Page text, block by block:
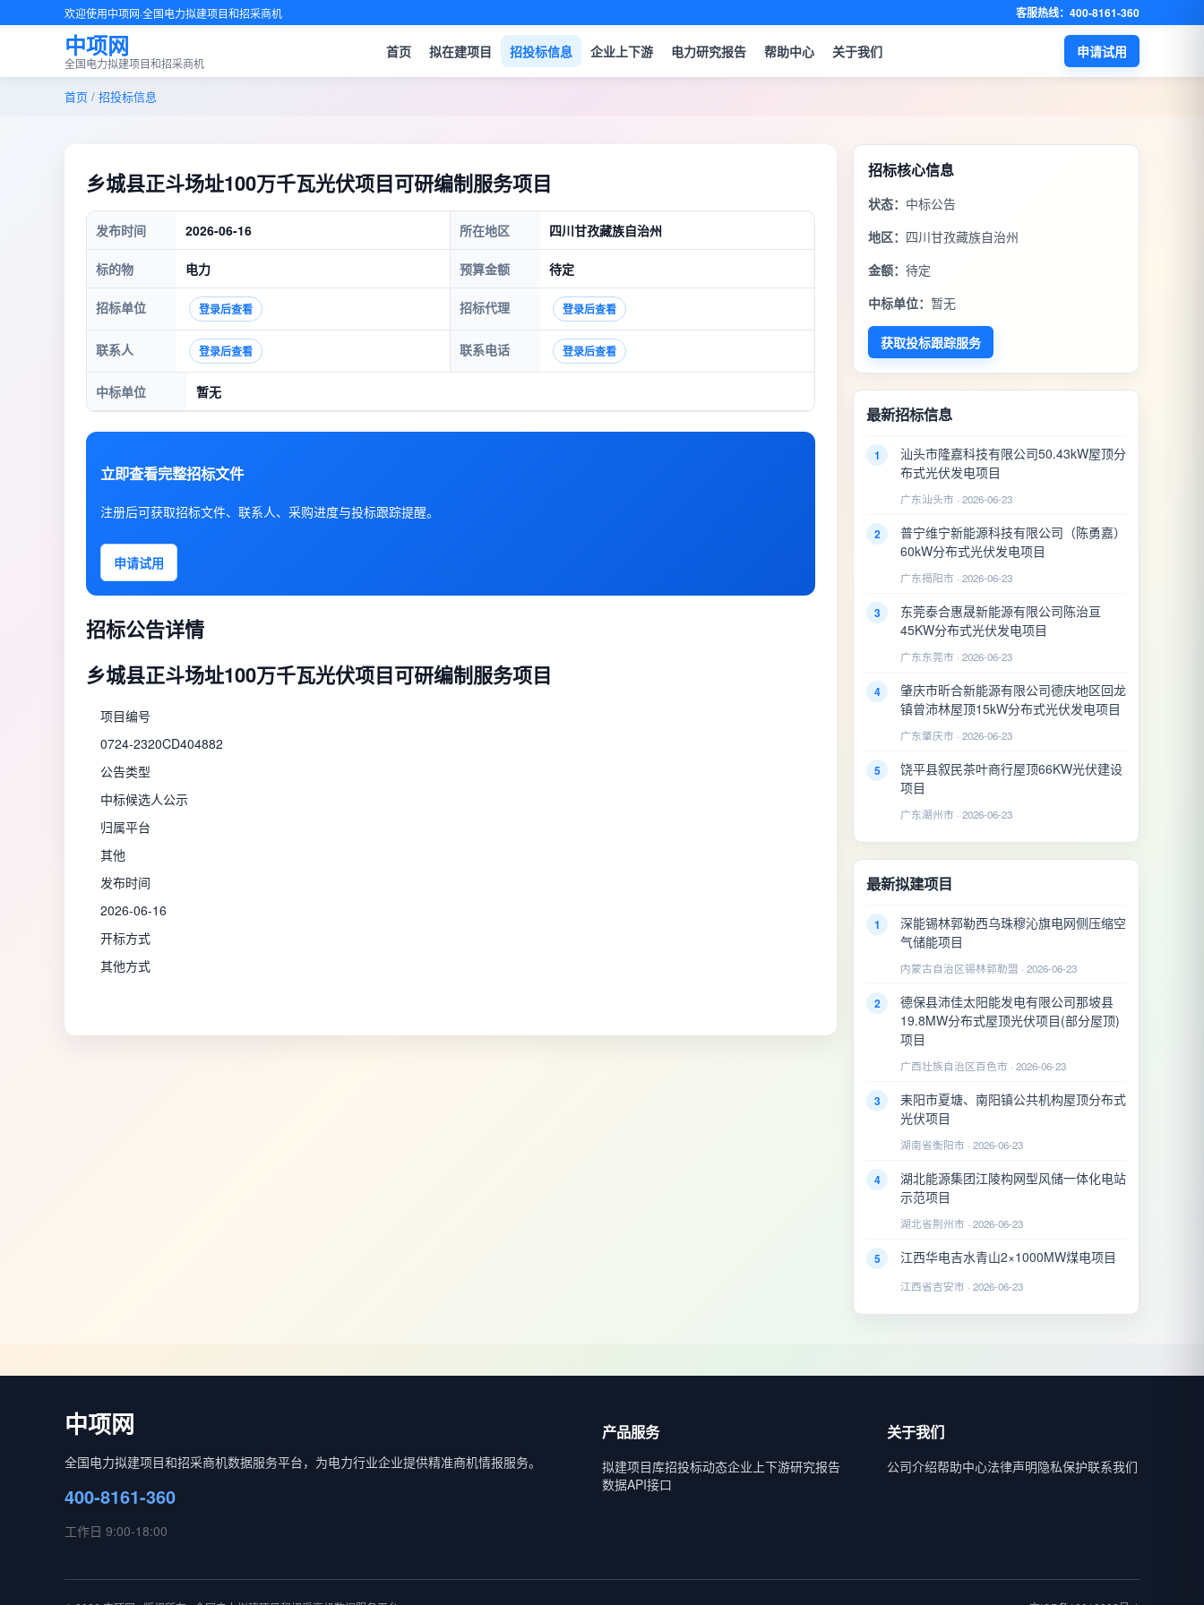
欢迎使用中项网·全国电力拟建项目和招采商机 客服热线：400-8161-360
中项网
全国电力拟建项目和招采商机
首页 拟在建项目 招投标信息 企业上下游 电力研究报告 帮助中心 关于我们 申请试用
首页 / 招投标信息
乡城县正斗场址100万千瓦光伏项目可研编制服务项目
发布时间 2026-06-16 所在地区 四川甘孜藏族自治州
标的物 电力 预算金额 待定
招标单位 登录后查看 招标代理 登录后查看
联系人 登录后查看 联系电话 登录后查看
中标单位 暂无
立即查看完整招标文件
注册后可获取招标文件、联系人、采购进度与投标跟踪提醒。
申请试用
招标公告详情
乡城县正斗场址100万千瓦光伏项目可研编制服务项目
项目编号
0724-2320CD404882
公告类型
中标候选人公示
归属平台
其他
发布时间
2026-06-16
开标方式
其他方式
招标核心信息
状态： 中标公告
地区： 四川甘孜藏族自治州
金额： 待定
中标单位： 暂无
获取投标跟踪服务
最新招标信息
1
汕头市隆嘉科技有限公司50.43kW屋顶分
布式光伏发电项目
广东汕头市 · 2026-06-23
2
普宁维宁新能源科技有限公司（陈勇嘉）
60kW分布式光伏发电项目
广东揭阳市 · 2026-06-23
3
东莞泰合惠晟新能源有限公司陈治亘
45KW分布式光伏发电项目
广东东莞市 · 2026-06-23
4
肇庆市昕合新能源有限公司德庆地区回龙
镇曾沛林屋顶15kW分布式光伏发电项目
广东肇庆市 · 2026-06-23
5
饶平县叙民茶叶商行屋顶66KW光伏建设
项目
广东潮州市 · 2026-06-23
最新拟建项目
1
深能锡林郭勒西乌珠穆沁旗电网侧压缩空
气储能项目
内蒙古自治区锡林郭勒盟 · 2026-06-23
2
德保县沛佳太阳能发电有限公司那坡县
19.8MW分布式屋顶光伏项目(部分屋顶)
项目
广西壮族自治区百色市 · 2026-06-23
3
耒阳市夏塘、南阳镇公共机构屋顶分布式
光伏项目
湖南省衡阳市 · 2026-06-23
4
湖北能源集团江陵构网型风储一体化电站
示范项目
湖北省荆州市 · 2026-06-23
5 江西华电吉水青山2×1000MW煤电项目
江西省吉安市 · 2026-06-23
中项网
全国电力拟建项目和招采商机数据服务平台，为电力行业企业提供精准商机情报服务。
400-8161-360
工作日 9:00-18:00
产品服务
拟建项目库招投标动态企业上下游研究报告
数据API接口
关于我们
公司介绍帮助中心法律声明隐私保护联系我们